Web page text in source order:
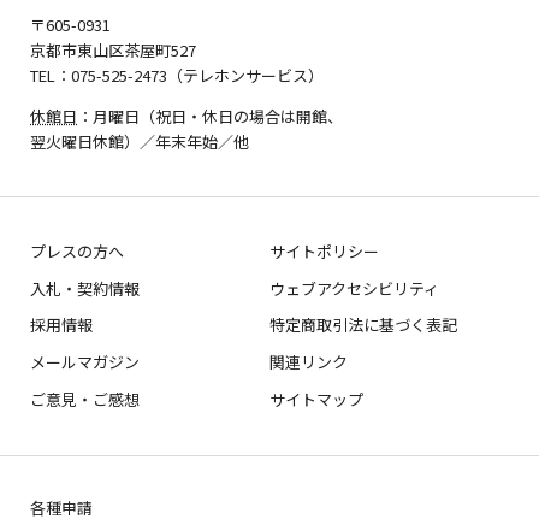
〒605-0931
京都市東山区茶屋町527
TEL：075-525-2473（テレホンサービス）
休館日 ：月曜日（祝日・休日の場合は開館、
翌火曜日休館）／年末年始／他
プレスの方へ
サイトポリシー
入札・契約情報
ウェブアクセシビリティ
採用情報
特定商取引法に基づく表記
メールマガジン
関連リンク
ご意見・ご感想
サイトマップ
各種申請